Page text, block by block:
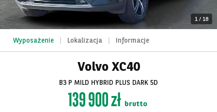
1 / 18
Wyposażenie Lokalizacja Informacje
Volvo XC40
B3 P MILD HYBRID PLUS DARK 5D
139 900 zł brutto